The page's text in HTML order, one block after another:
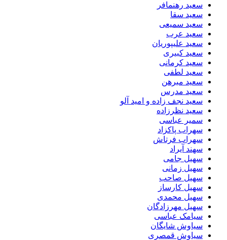
سعید رهنمافر
سعید سقا
سعید سمیعی
سعید عرب
سعید علیپوریان
سعید کبیری
سعید کرمانی
سعید لطفی
سعید مبرهن
سعید مدرس
سعید نجف زاده و امید آلو
سعید نظرزاده
سمیر عباسی
سهراب پاکزاد
سهراب فرتاش
سهند آیراد
سهیل جامی
سهیل زمانی
سهیل صاحب
سهیل کارساز
سهیل محمدی
سهیل مهرزادگان
سیامک عباسی
سیاوش شایگان
سیاوش قمصری